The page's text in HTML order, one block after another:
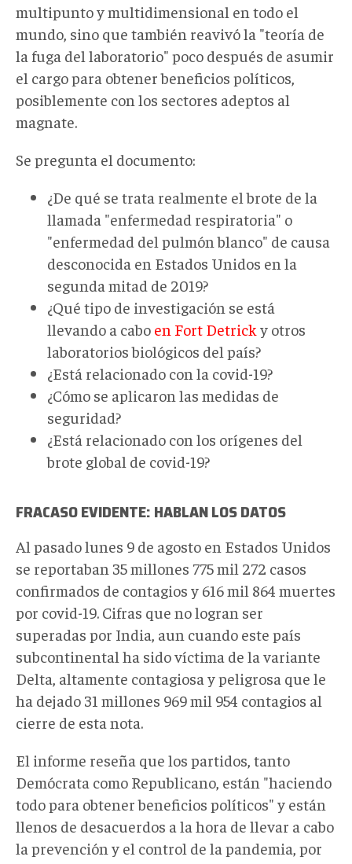
multipunto y multidimensional en todo el
mundo, sino que también reavivó la "teoría de
la fuga del laboratorio" poco después de asumir
el cargo para obtener beneficios políticos,
posiblemente con los sectores adeptos al
magnate.
Se pregunta el documento:
¿De qué se trata realmente el brote de la
llamada "enfermedad respiratoria" o
"enfermedad del pulmón blanco" de causa
desconocida en Estados Unidos en la
segunda mitad de 2019?
¿Qué tipo de investigación se está
llevando a cabo en Fort Detrick y otros
laboratorios biológicos del país?
¿Está relacionado con la covid-19?
¿Cómo se aplicaron las medidas de
seguridad?
¿Está relacionado con los orígenes del
brote global de covid-19?
FRACASO EVIDENTE: HABLAN LOSDATOS
Al pasado lunes 9 de agosto en Estados Unidos
se reportaban 35 millones 775 mil 272 casos
confirmados de contagios y 616 mil 864 muertes
por covid-19. Cifras que no logran ser
superadas por India, aun cuando este país
subcontinental ha sido víctima de la variante
Delta, altamente contagiosa y peligrosa que le
ha dejado 31 millones 969 mil 954 contagios al
cierre de esta nota.
El informe reseña que los partidos, tanto
Demócrata como Republicano, están "haciendo
todo para obtener beneficios políticos" y están
llenos de desacuerdos a la hora de llevar a cabo
la prevención y el control de la pandemia, por